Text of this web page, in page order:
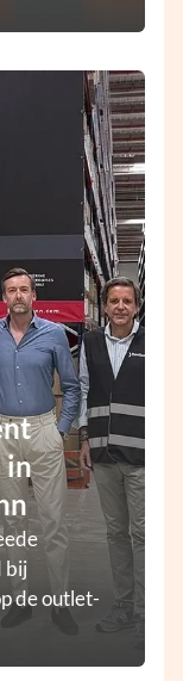
in
bij
de outlet-